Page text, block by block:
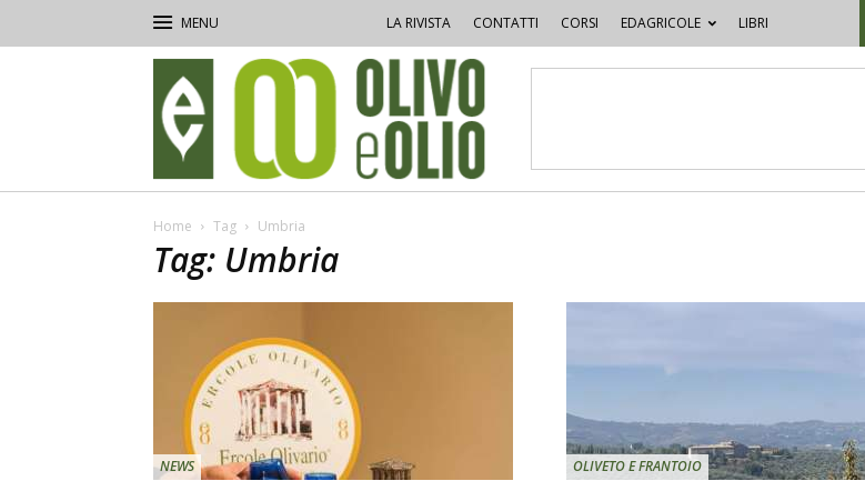
LA RIVISTA CONTATTI CORSI EDAGRICOLE LIBRI
e
Olio
Home Tag Umbria
Tag: Umbria
NEWS OLIVETO E FRANTOIO